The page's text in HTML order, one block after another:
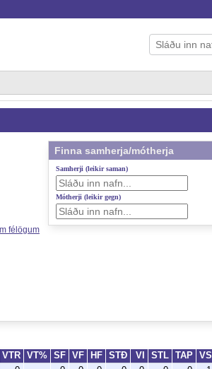
félögum
Finna samherja/mótherja
Samherji (leikir saman)
Mótherji (leikir gegn)
VTR VT% SF VF HF STÐ VI STL TAP VS